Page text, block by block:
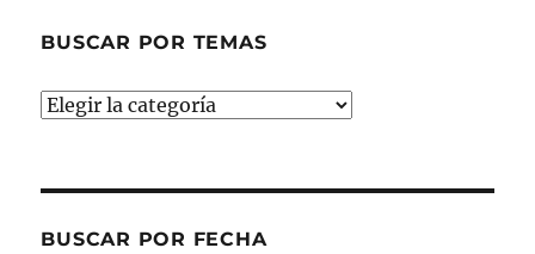
BUSCAR POR TEMAS
Buscar
BUSCAR POR FECHA